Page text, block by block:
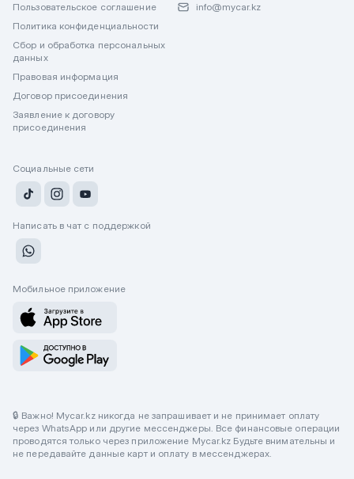
Пользовательское соглашение
Политика конфиденциальности
Сбор и обработка персональных
данных
Правовая информация
Договор присоединения
Заявление к договору
присоединения
info@mycar.kz
Социальные сети
Написать в чат с поддержкой
Мобильное приложение
🔒 Важно! Mycar.kz никогда не запрашивает и не принимает оплату
через WhatsApp или другие мессенджеры. Все финансовые операции
проводятся только через приложение Mycar.kz Будьте внимательны и
не передавайте данные карт и оплату в мессенджерах.